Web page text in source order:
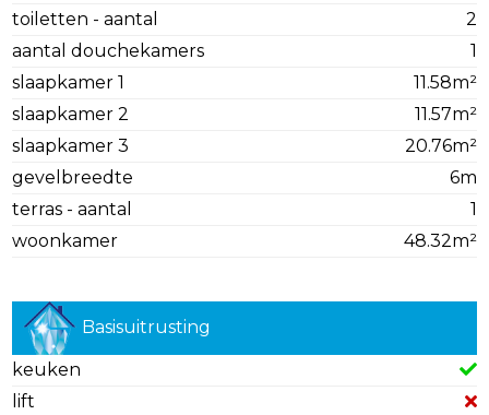
toiletten - aantal
2
aantal douchekamers
1
slaapkamer 1
11.58m²
slaapkamer 2
11.57m²
slaapkamer 3
20.76m²
gevelbreedte
6m
terras - aantal
1
woonkamer
48.32m²
Basisuitrusting
keuken
lift